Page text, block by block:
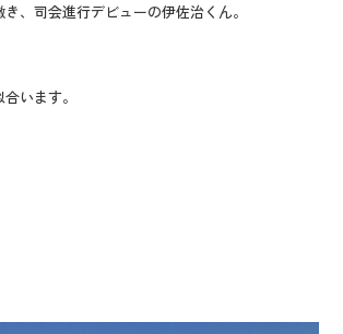
、司会進行デビューの伊佐治くん。
います。